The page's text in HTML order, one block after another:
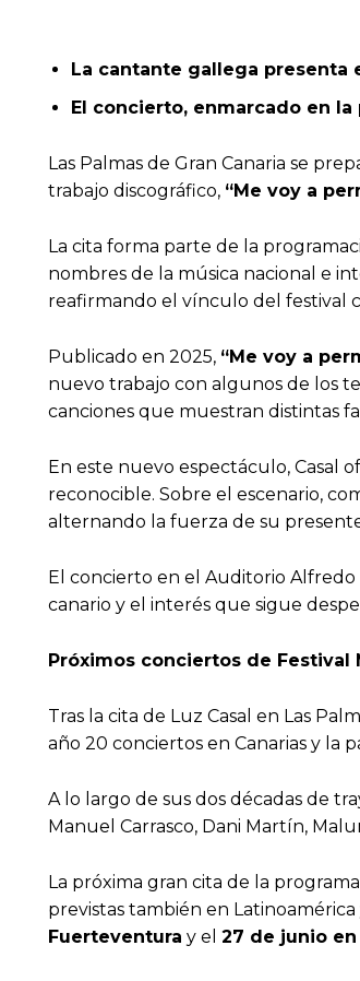
La cantante gallega presenta
El concierto, enmarcado en
Las Palmas de Gran Canaria se
trabajo discográfico, “Me voy a
La cita forma parte de la
nombres de la música nacional e
reafirmando el vínculo del festival
Publicado en 2025, “Me voy a
nuevo trabajo con algunos de los
canciones que muestran distintas
En este nuevo espectáculo, Casal
reconocible. Sobre el escenario,
alternando la fuerza de su
El concierto en el Auditorio
canario y el interés que sigue
Próximos conciertos de Festival
Tras la cita de Luz Casal en Las
año 20 conciertos en Canarias y la
A lo largo de sus dos décadas de
Manuel Carrasco, Dani Martín,
La próxima gran cita de la
previstas también en
Fuerteventura y el 27 de junio en